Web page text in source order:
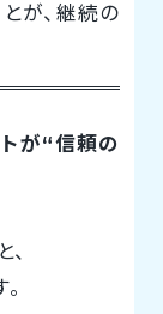
が、継続の
が“信頼の